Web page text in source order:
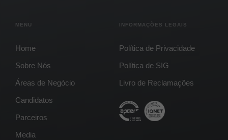
MENU
Home
Sobre Nós
Áreas de Negócio
Candidatos
Parceiros
Media
INFORMAÇÕES LEGAIS
Política de Privacidade
Política de SIG
Livro de Reclamações